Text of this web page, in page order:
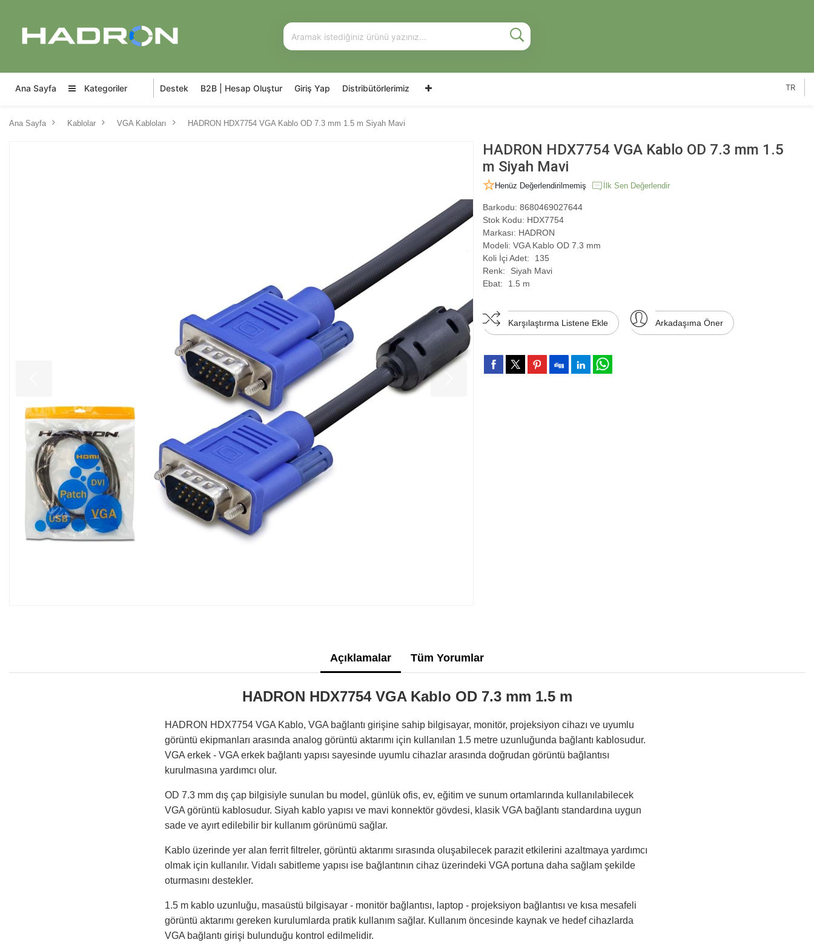
Ana Sayfa Kategoriler Destek B2B | Hesap Oluştur Giriş Yap Distribütörlerimiz TR
Ana Sayfa Kablolar VGA Kabloları HADRON HDX7754 VGA Kablo OD 7.3 mm 1.5 m Siyah Mavi
HADRON HDX7754 VGA Kablo OD 7.3 mm 1.5
m Siyah Mavi
Henüz Değerlendirilmemiş İlk Sen Değerlendir
Barkodu: 8680469027644
Stok Kodu: HDX7754
Markası: HADRON
Modeli: VGA Kablo OD 7.3 mm
Koli İçi Adet:
135
Renk:
Siyah Mavi
Ebat:
1.5 m
Karşılaştırma Listene Ekle Arkadaşıma Öner
Açıklamalar Tüm Yorumlar
HADRON HDX7754 VGA Kablo OD 7.3 mm 1.5 m
HADRON HDX7754 VGA Kablo, VGA bağlantı girişine sahip bilgisayar, monitör, projeksiyon cihazı ve uyumlu
görüntü ekipmanları arasında analog görüntü aktarımı için kullanılan 1.5 metre uzunluğunda bağlantı kablosudur.
VGA erkek - VGA erkek bağlantı yapısı sayesinde uyumlu cihazlar arasında doğrudan görüntü bağlantısı
kurulmasına yardımcı olur.
OD 7.3 mm dış çap bilgisiyle sunulan bu model, günlük ofis, ev, eğitim ve sunum ortamlarında kullanılabilecek
VGA görüntü kablosudur. Siyah kablo yapısı ve mavi konnektör gövdesi, klasik VGA bağlantı standardına uygun
sade ve ayırt edilebilir bir kullanım görünümü sağlar.
Kablo üzerinde yer alan ferrit filtreler, görüntü aktarımı sırasında oluşabilecek parazit etkilerini azaltmaya yardımcı
olmak için kullanılır. Vidalı sabitleme yapısı ise bağlantının cihaz üzerindeki VGA portuna daha sağlam şekilde
oturmasını destekler.
1.5 m kablo uzunluğu, masaüstü bilgisayar - monitör bağlantısı, laptop - projeksiyon bağlantısı ve kısa mesafeli
görüntü aktarımı gereken kurulumlarda pratik kullanım sağlar. Kullanım öncesinde kaynak ve hedef cihazlarda
VGA bağlantı girişi bulunduğu kontrol edilmelidir.